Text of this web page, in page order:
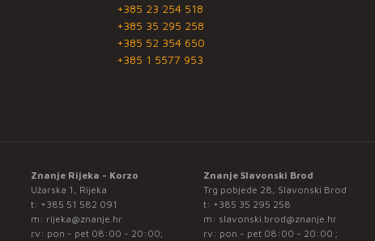
+385 23 254 518
+385 35 295 258
+385 52 354 650
+385 1 5577 953
Znanje Rijeka - Korzo
Užarska 1, Rijeka
t: +385 51 582 091
m: rijeka@znanje.hr
rv: pon - pet 08:00 - 20:00;
Znanje Slavonski Brod
Trg pobjede 28, Slavonski Brod
t: +385 35 295 258
m: slavonski.brod@znanje.hr
rv: pon - pet 08:00 - 20:00 ;